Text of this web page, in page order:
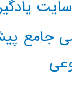
جامع